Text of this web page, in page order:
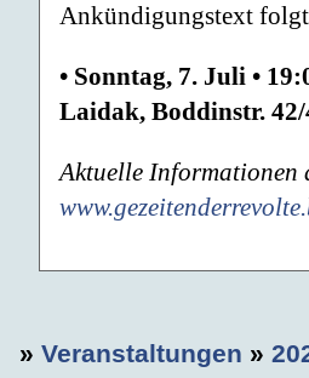
Ankündigungstext
• Sonntag, 7. Juli •
Laidak, Boddinstr. 42/
Aktuelle Informationen
» Veranstaltungen »